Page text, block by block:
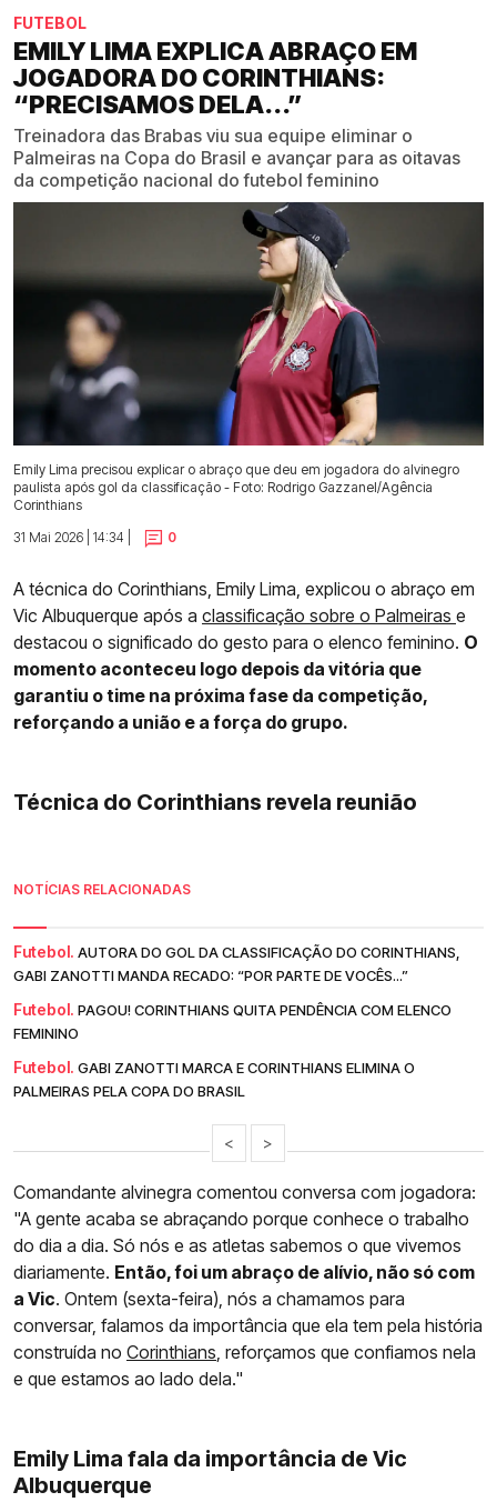
FUTEBOL
EMILY LIMA EXPLICA ABRAÇO EM
JOGADORA DO CORINTHIANS:
“PRECISAMOS DELA...”
Treinadora das Brabas viu sua equipe eliminar o
Palmeiras na Copa do Brasil e avançar para as oitavas
da competição nacional do futebol feminino
Emily Lima precisou explicar o abraço que deu em jogadora do alvinegro
paulista após gol da classificação - Foto: Rodrigo Gazzanel/Agência
Corinthians
31 Mai 2026 | 14:34 |
0
A técnica do Corinthians, Emily Lima, explicou o abraço em
Vic Albuquerque após a classificação sobre o Palmeiras e
destacou o significado do gesto para o elenco feminino. O
momento aconteceu logo depois da vitória que
garantiu o time na próxima fase da competição,
reforçando a união e a força do grupo.
Técnica do Corinthians revela reunião
NOTÍCIAS RELACIONADAS
Futebol. AUTORA DO GOL DA CLASSIFICAÇÃO DO CORINTHIANS,
GABI ZANOTTI MANDA RECADO: “POR PARTE DE VOCÊS...”
Futebol. PAGOU! CORINTHIANS QUITA PENDÊNCIA COM ELENCO
FEMININO
Futebol. GABI ZANOTTI MARCA E CORINTHIANS ELIMINA O
PALMEIRAS PELA COPA DO BRASIL
< >
Comandante alvinegra comentou conversa com jogadora:
"A gente acaba se abraçando porque conhece o trabalho
do dia a dia. Só nós e as atletas sabemos o que vivemos
diariamente. Então, foi um abraço de alívio, não só com
a Vic. Ontem (sexta-feira), nós a chamamos para
conversar, falamos da importância que ela tem pela história
construída no Corinthians , reforçamos que confiamos nela
e que estamos ao lado dela."
Emily Lima fala da importância de Vic
Albuquerque